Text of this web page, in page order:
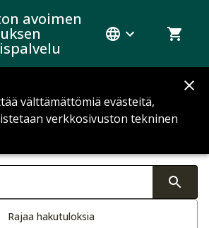
avoimen
välttämättömiä evästeitä,
verkkosivuston tekninen
Rajaa hakutuloksia